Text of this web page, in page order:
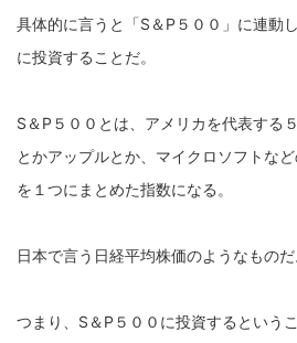
具体的に言うと「S＆P５００」に連動
に投資することだ。
S＆P５００とは、アメリカを代表する
とかアップルとか、マイクロソフトな
を１つにまとめた指数になる。
日本で言う日経平均株価のようなものだ
つまり、S＆P５００に投資するという